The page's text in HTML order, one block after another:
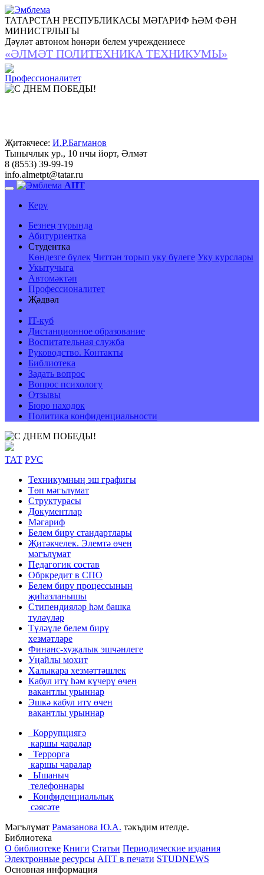
ТАТАРСТАН РЕСПУБЛИКАСЫ МӘГАРИФ ҺӘМ ФӘН
МИНИСТРЛЫГЫ
Дәүләт автоном һөнәри белем учреждениесе
«ӘЛМӘТ ПОЛИТЕХНИКА ТЕХНИКУМЫ»
Җитәкчесе: И.Р.Багманов
Тынычлык ур., 10 нчы йорт, Әлмәт
8 (8553) 39-99-19
info.almetpt@tatar.ru
АПТ
Керү
Безнең турында
Абитуриентка
Студентка
Көндезге бүлек Читтән торып уку бүлеге Уку курслары
Укытучыга
Автомәктәп
Профессионалитет
Җәдвәл
IT-куб
Дистанционное образование
Воспитательная служба
Руководство. Контакты
Библиотека
Задать вопрос
Вопрос психологу
Отзывы
Бюро находок
Политика конфиденциальности
ТАТ РУС
Техникумның эш графигы
Төп мәгълүмат
Структурасы
Документлар
Мәгариф
Белем бирү стандартлары
Җитәкчелек. Элемтә өчен
мәгълүмат
Педагогик состав
Обркредит в СПО
Белем бирү процессының
җиһазланышы
Стипендияләр һәм башка
түләүләр
Түләүле белем бирү
хезмәтләре
Финанс-хуҗалык эшчәнлеге
Уңайлы мохит
Халыкара хезмәттәшлек
Кабул итү һәм күчерү өчен
вакантлы урыннар
Эшкә кабул итү өчен
вакантлы урыннар
Коррупциягә
каршы чаралар
Террорга
каршы чаралар
Ышаныч
телефоннары
Конфиденциальлык
сәясәте
Мәгълүмат Рамазанова Ю.А. тәкъдим ителде.
Библиотека
О библиотеке Книги Статьи Периодические издания
Электронные ресурсы АПТ в печати STUDNEWS
Основная информация